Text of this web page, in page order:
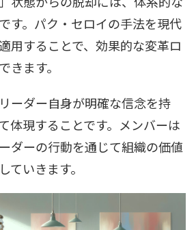
す。パク・セロイの手法を現代
用することで、効果的な変革ロ
きます。
ーダー自身が明確な信念を持
体現することです。メンバーは
ダーの行動を通じて組織の価値
ていきます。